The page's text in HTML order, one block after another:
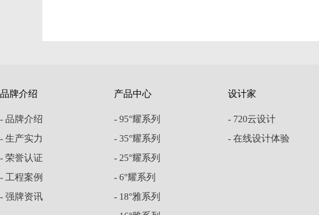
品牌介绍
- 品牌介绍
- 生产实力
- 荣誉认证
- 工程案例
- 强牌资讯
产品中心
- 95°耀系列
- 35°耀系列
- 25°耀系列
- 6°耀系列
- 18°雅系列
设计家
- 720云设计
- 在线设计体验